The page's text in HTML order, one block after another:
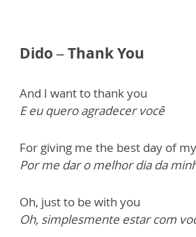
Dido – Thank You
And I want to thank you
E eu quero agradecer você
For giving me the best day of
Por me dar o melhor dia da
Oh, just to be with you
Oh, simplesmente estar com